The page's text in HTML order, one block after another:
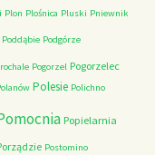
Plon Plośnica Pluski Pniewnik
Poddąbie Podgórze
Pogorzel Pogorzelec
Polesie Polichno
Popielarnia
Postomino